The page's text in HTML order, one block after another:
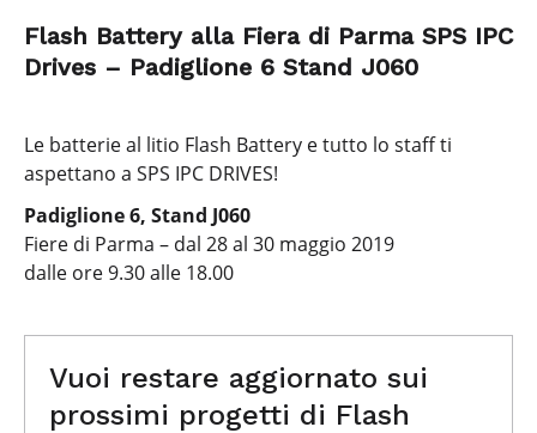
Flash Battery alla Fiera di Parma SPS IPC
Drives – Padiglione 6 Stand J060
Le batterie al litio Flash Battery e tutto lo staff ti
aspettano a SPS IPC DRIVES!
Padiglione 6, Stand J060
Fiere di Parma – dal 28 al 30 maggio 2019
dalle ore 9.30 alle 18.00
Vuoi restare aggiornato sui
prossimi progetti di Flash